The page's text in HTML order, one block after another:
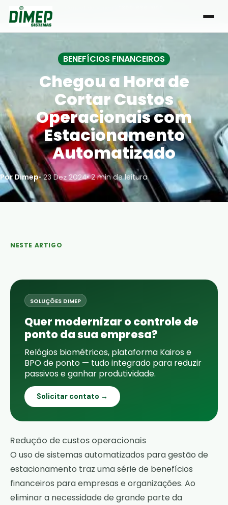
| Atendimento de segunda a sexta, das 8h às 18h
BENEFÍCIOS FINANCEIROS
Chegou a Hora de
Cortar Custos
Operacionais com
Estacionamento
Automatizado
Por Dimep• 23 Dez 2024• 2 min de leitura
NESTE ARTIGO
SOLUÇÕES DIMEP
Quer modernizar o controle de
ponto da sua empresa?
Relógios biométricos, plataforma Kairos e
BPO de ponto — tudo integrado para reduzir
passivos e ganhar produtividade.
Solicitar contato →
Redução de custos operacionais
O uso de sistemas automatizados para gestão de
estacionamento traz uma série de benefícios
financeiros para empresas e organizações. Ao
eliminar a necessidade de grande parte da